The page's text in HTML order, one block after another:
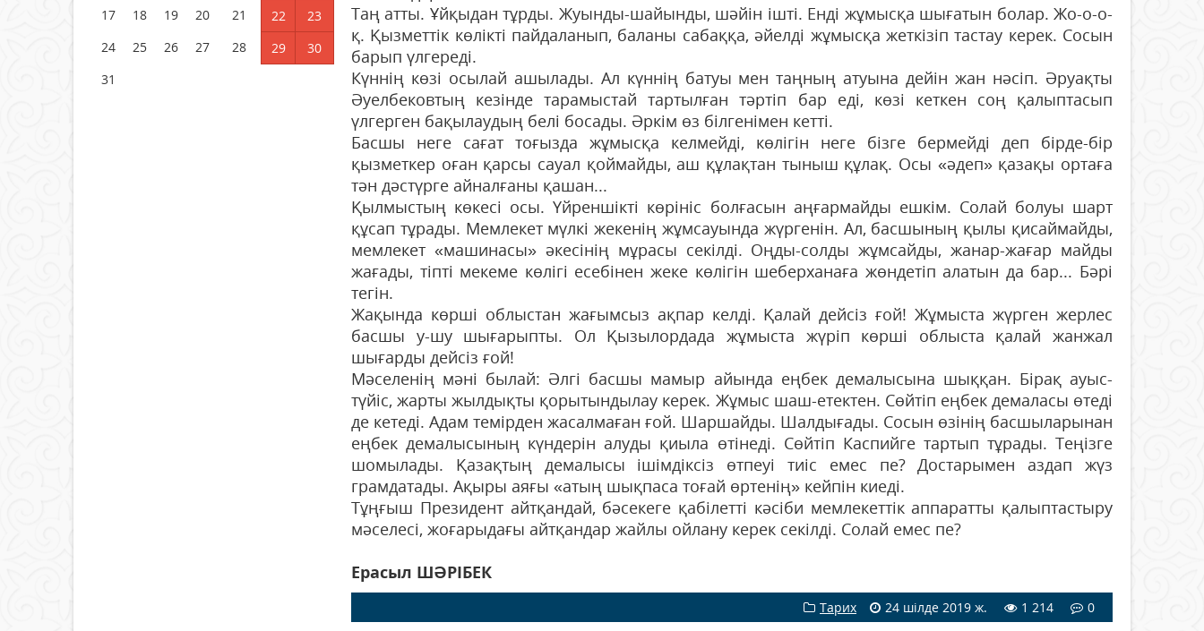
байланысты суды үнемдей
17
18 19 20 21 22
23
24
25 26 27 28 29
30
31
Таң атты. Ұйқыдан тұрды. Жуынды-шайынды, шәйін ішті. Енді жұмысқа шығатын болар. Жо-о-о-
қ. Қызметтік көлікті пайдаланып, баланы сабаққа, әйелді жұмысқа жеткізіп тастау керек. Сосын
барып үлгереді.
Күннің көзі осылай ашылады. Ал күннің батуы мен таңның атуына дейін жан нәсіп. Әруақты
Әуелбековтың кезінде тарамыстай тартылған тәртіп бар еді, көзі кеткен соң қалыптасып
үлгерген бақылаудың белі босады. Әркім өз білгенімен кетті.
Басшы неге сағат тоғызда жұмысқа келмейді, көлігін неге бізге бермейді деп бірде-бір
қызметкер оған қарсы сауал қоймайды, аш құлақтан тыныш құлақ. Осы «әдеп» қазақы ортаға
тән дәстүрге айналғаны қашан...
Қылмыстың көкесі осы. Үйреншікті көрініс болғасын аңғармайды ешкім. Солай болуы шарт
құсап тұрады. Мемлекет мүлкі жекенің жұмсауында жүргенін. Ал, басшының қылы қисаймайды,
мемлекет «машинасы» әкесінің мұрасы секілді. Оңды-солды жұмсайды, жанар-жағар майды
жағады, тіпті мекеме көлігі есебінен жеке көлігін шеберханаға жөндетіп алатын да бар... Бәрі
тегін.
Жақында көрші облыстан жағымсыз ақпар келді. Қалай дейсіз ғой! Жұмыста жүрген жерлес
басшы у-шу шығарыпты. Ол Қызылордада жұмыста жүріп көрші облыста қалай жанжал
шығарды дейсіз ғой!
Мәселенің мәні былай: Әлгі басшы мамыр айында еңбек демалысына шыққан. Бірақ ауыс-
түйіс, жарты жылдықты қорытындылау керек. Жұмыс шаш-етектен. Сөйтіп еңбек демаласы өтеді
де кетеді. Адам темірден жасалмаған ғой. Шаршайды. Шалдығады. Сосын өзінің басшыларынан
еңбек демалысының күндерін алуды қиыла өтінеді. Сөйтіп Каспийге тартып тұрады. Теңізге
шомылады. Қазақтың демалысы ішімдіксіз өтпеуі тиіс емес пе? Достарымен аздап жүз
грамдатады. Ақыры аяғы «атың шықпаса тоғай өртенің» кейпін киеді.
Тұңғыш Президент айтқандай, бәсекеге қабілетті кәсіби мемлекеттік аппаратты қалыптастыру
мәселесі, жоғарыдағы айтқандар жайлы ойлану керек секілді. Солай емес пе?
Ерасыл ШӘРІБЕК
Тарих 24 шілде 2019 ж. 1 214 0